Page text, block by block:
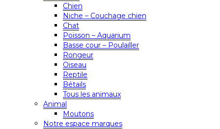
Chien
Niche – Couchage chien
Chat
Poisson – Aquarium
Basse cour – Poulailler
Rongeur
Oiseau
Reptile
Bétails
Tous les animaux
Animal
Moutons
Notre espace marques